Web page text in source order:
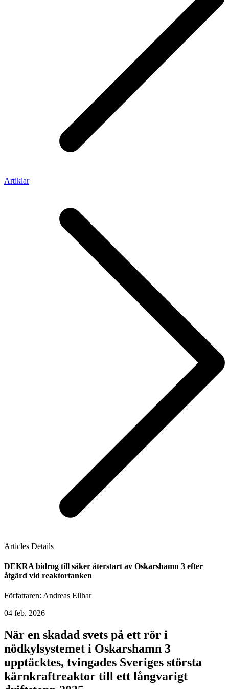
Artiklar
Articles Details
DEKRA bidrog till säker återstart av Oskarshamn 3 efter
åtgärd vid reaktortanken
Författaren: Andreas Ellhar
04 feb. 2026
När en skadad svets på ett rör i
nödkylsystemet i Oskarshamn 3
upptäcktes, tvingades Sveriges största
kärnkraftreaktor till ett långvarigt